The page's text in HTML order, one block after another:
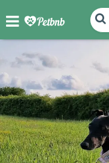
PHOTOS REVIEWS